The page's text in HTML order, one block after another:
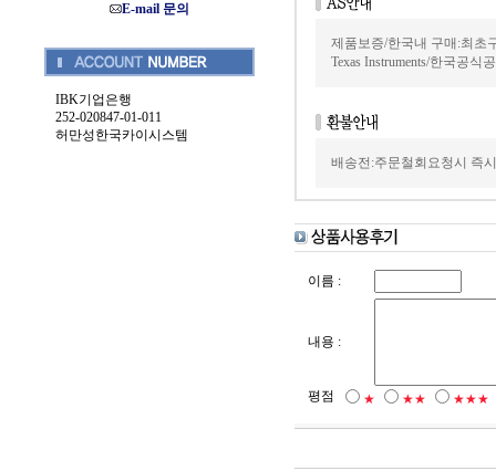
E-mail 문의
IBK기업은행
252-020847-01-011
허만성한국카이시스템
제품보증/한국내 구매:최초
Texas Instruments/한국공식
배송전:주문철회요청시 즉
이름 :
내용 :
평점 ★ ★★ ★★★